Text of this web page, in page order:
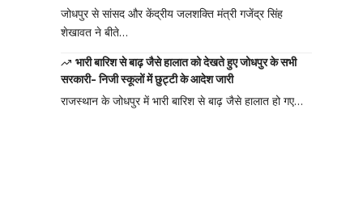
जोधपुर से सांसद और केंद्रीय जलशक्ति मंत्री गजेंद्र सिंह
शेखावत ने बीते…
भारी बारिश से बाढ़ जैसे हालात को देखते हुए जोधपुर के सभी
सरकारी- निजी स्कूलों में छुट्टी के आदेश जारी
राजस्थान के जोधपुर में भारी बारिश से बाढ़ जैसे हालात हो गए…